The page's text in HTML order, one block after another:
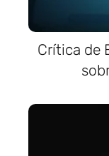
Crítica de